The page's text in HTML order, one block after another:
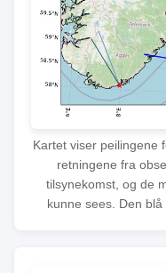
Kartet viser peilingene
retningene fra
tilsynekomst, og de
kunne sees. Den